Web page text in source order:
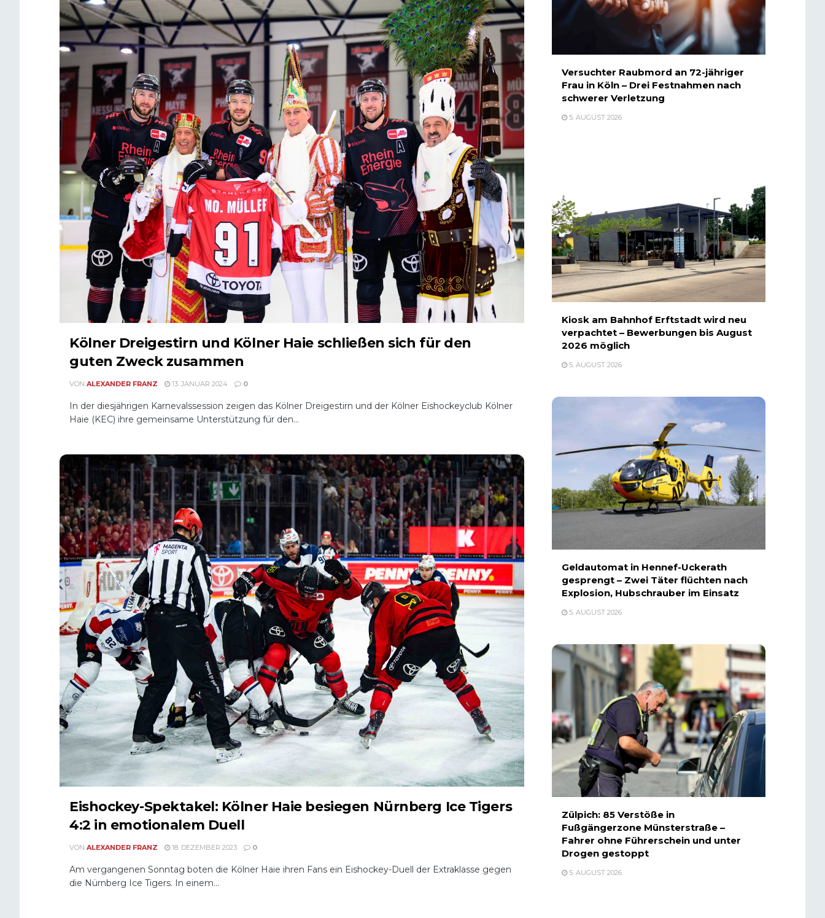
Kölner Dreigestirn und Kölner Haie schließen sich für den
guten Zweck zusammen
VON ALEXANDER FRANZ 13. JANUAR 2024 0
In der diesjährigen Karnevalssession zeigen das Kölner Dreigestirn und der Kölner Eishockeyclub Kölner
Haie (KEC) ihre gemeinsame Unterstützung für den...
Eishockey-Spektakel: Kölner Haie besiegen Nürnberg Ice Tigers
4:2 in emotionalem Duell
VON ALEXANDER FRANZ 18. DEZEMBER 2023 0
Am vergangenen Sonntag boten die Kölner Haie ihren Fans ein Eishockey-Duell der Extraklasse gegen
die Nürnberg Ice Tigers. In einem...
Versuchter Raubmord an 72-jähriger
Frau in Köln – Drei Festnahmen nach
schwerer Verletzung
5. AUGUST 2026
Kiosk am Bahnhof Erftstadt wird neu
verpachtet – Bewerbungen bis August
2026 möglich
5. AUGUST 2026
Geldautomat in Hennef-Uckerath
gesprengt – Zwei Täter flüchten nach
Explosion, Hubschrauber im Einsatz
5. AUGUST 2026
Zülpich: 85 Verstöße in
Fußgängerzone Münsterstraße –
Fahrer ohne Führerschein und unter
Drogen gestoppt
5. AUGUST 2026